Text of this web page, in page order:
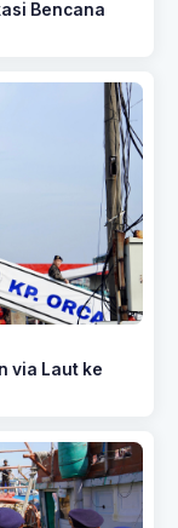
Bencana
via Laut ke